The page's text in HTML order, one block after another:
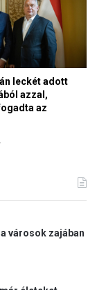
leckét adott
azzal,
az
városok zajában